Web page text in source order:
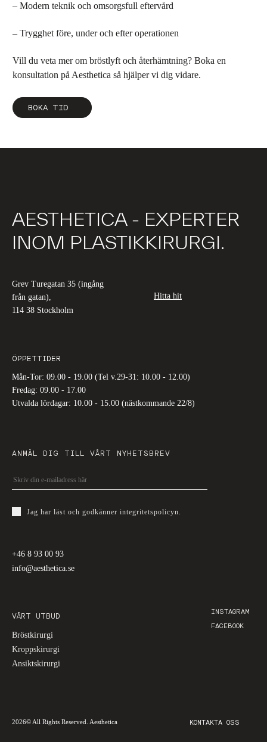
– Modern teknik och omsorgsfull eftervård
– Trygghet före, under och efter operationen
Vill du veta mer om bröstlyft och återhämtning? Boka en
konsultation på Aesthetica så hjälper vi dig vidare.
BOKA TID
AESTHETICA - EXPERTER
INOM PLASTIKKIRURGI.
Grev Turegatan 35 (ingång
från gatan),
114 38 Stockholm
Hitta hit
ÖPPETTIDER
Mån-Tor: 09.00 - 19.00 (Tel v.29-31: 10.00 - 12.00)
Fredag: 09.00 - 17.00
Utvalda lördagar: 10.00 - 15.00 (nästkommande 22/8)
ANMÄL DIG TILL VÅRT NYHETSBREV
Jag har läst och godkänner integritetspolicyn.
+46 8 93 00 93
info@aesthetica.se
VÅRT UTBUD
Bröstkirurgi
Kroppskirurgi
Ansiktskirurgi
INSTAGRAM
FACEBOOK
2026© All Rights Reserved. Aesthetica KONTAKTA OSS